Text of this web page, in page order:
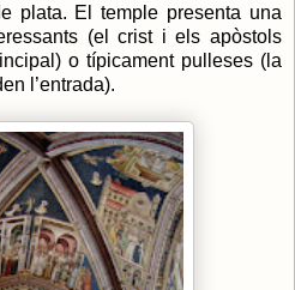
plata. El temple presenta una
(el crist i els apòstols
o típicament pulleses (la
l’entrada).